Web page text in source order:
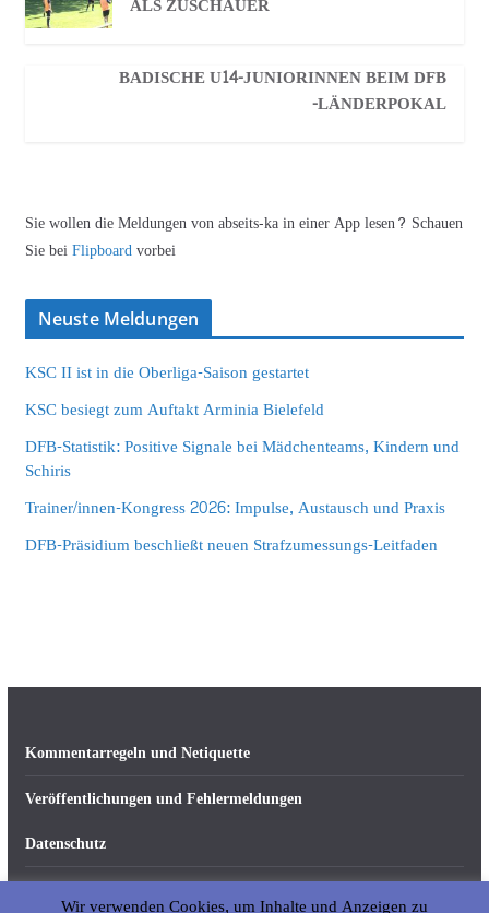
ALS ZUSCHAUER
BADISCHE U14-JUNIORINNEN BEIM DFB
-LÄNDERPOKAL
Sie wollen die Meldungen von abseits-ka in einer App lesen? Schauen
Sie beiFlipboardvorbei
Neuste Meldungen
KSC II ist in die Oberliga-Saison gestartet
KSC besiegt zum Auftakt Arminia Bielefeld
DFB-Statistik: Positive Signale bei Mädchenteams, Kindern und
Schiris
Trainer/innen-Kongress 2026: Impulse, Austausch und Praxis
DFB-Präsidium beschließt neuen Strafzumessungs-Leitfaden
Kommentarregeln und Netiquette
Veröffentlichungen und Fehlermeldungen
Datenschutz
Impressum